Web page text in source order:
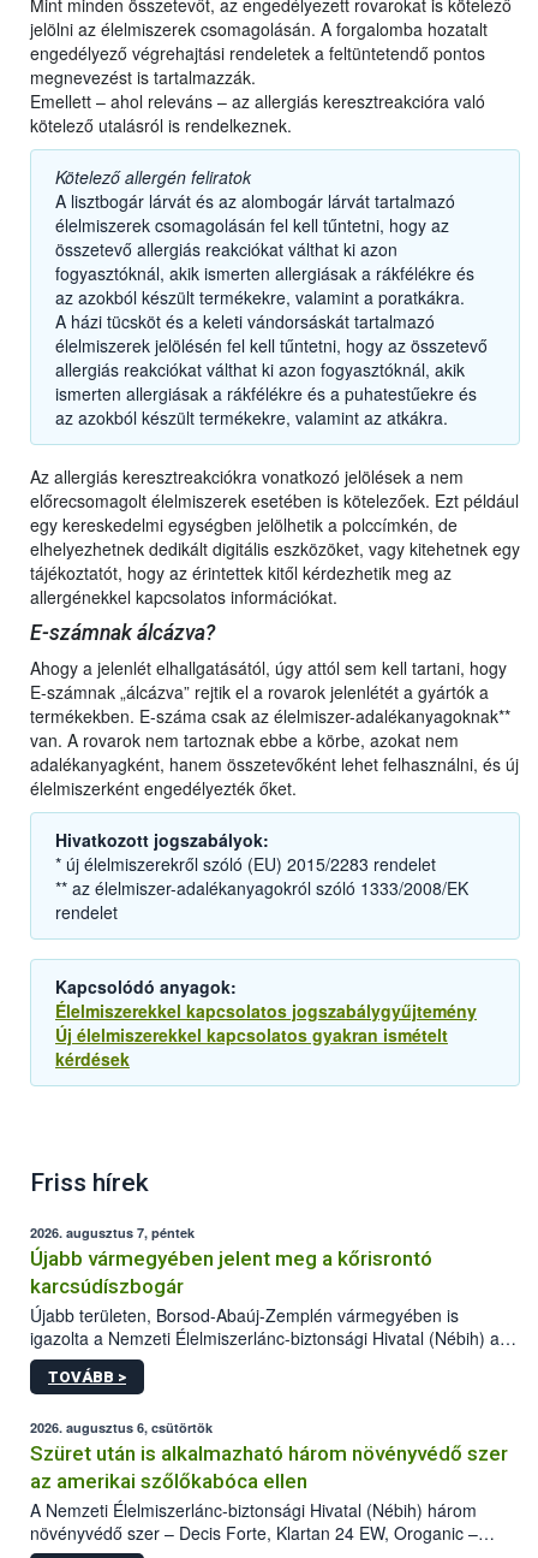
Mint minden összetevőt, az engedélyezett rovarokat is kötelező
jelölni az élelmiszerek csomagolásán. A forgalomba hozatalt
engedélyező végrehajtási rendeletek a feltüntetendő pontos
megnevezést is tartalmazzák.
Emellett – ahol releváns – az allergiás keresztreakcióra való
kötelező utalásról is rendelkeznek.
Kötelező allergén feliratok
A lisztbogár lárvát és az alombogár lárvát tartalmazó
élelmiszerek csomagolásán fel kell tűntetni, hogy az
összetevő allergiás reakciókat válthat ki azon
fogyasztóknál, akik ismerten allergiásak a rákfélékre és
az azokból készült termékekre, valamint a poratkákra.
A házi tücsköt és a keleti vándorsáskát tartalmazó
élelmiszerek jelölésén fel kell tűntetni, hogy az összetevő
allergiás reakciókat válthat ki azon fogyasztóknál, akik
ismerten allergiásak a rákfélékre és a puhatestűekre és
az azokból készült termékekre, valamint az atkákra.
Az allergiás keresztreakciókra vonatkozó jelölések a nem
előrecsomagolt élelmiszerek esetében is kötelezőek. Ezt például
egy kereskedelmi egységben jelölhetik a polccímkén, de
elhelyezhetnek dedikált digitális eszközöket, vagy kitehetnek egy
tájékoztatót, hogy az érintettek kitől kérdezhetik meg az
allergénekkel kapcsolatos információkat.
E-számnak álcázva?
Ahogy a jelenlét elhallgatásától, úgy attól sem kell tartani, hogy
E-számnak „álcázva” rejtik el a rovarok jelenlétét a gyártók a
termékekben. E-száma csak az élelmiszer-adalékanyagoknak**
van. A rovarok nem tartoznak ebbe a körbe, azokat nem
adalékanyagként, hanem összetevőként lehet felhasználni, és új
élelmiszerként engedélyezték őket.
Hivatkozott jogszabályok:
* új élelmiszerekről szóló (EU) 2015/2283 rendelet
** az élelmiszer-adalékanyagokról szóló 1333/2008/EK
rendelet
Kapcsolódó anyagok:
Élelmiszerekkel kapcsolatos jogszabálygyűjtemény
Új élelmiszerekkel kapcsolatos gyakran ismételt
kérdések
Friss hírek
2026. augusztus 7, péntek
Újabb vármegyében jelent meg a kőrisrontó
karcsúdíszbogár
Újabb területen, Borsod-Abaúj-Zemplén vármegyében is
igazolta a Nemzeti Élelmiszerlánc-biztonsági Hivatal (Nébih) a
kőrisrontó karcsúdíszbogár (Agrilus planipennis) jelenlétét. A
kártevőt nem csak színcsapdában találták meg, de már fertőzött
az intenzív felderítést, emellett az intézkedéseket a szlovák
hatósággal is összehangolják a terjedés megállítása érdekében.
TOVÁBB >
2026. augusztus 6, csütörtök
Szüret után is alkalmazható három növényvédő szer
az amerikai szőlőkabóca ellen
A Nemzeti Élelmiszerlánc-biztonsági Hivatal (Nébih) három
növényvédő szer – Decis Forte, Klartan 24 EW, Oroganic –